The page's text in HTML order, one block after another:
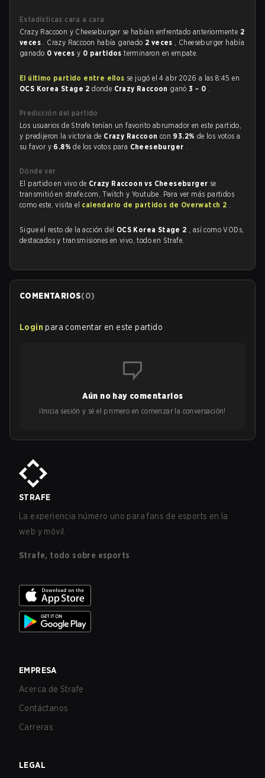
Estadísticas cara a cara
Crazy Raccoon y Cheeseburger se habían enfrentado anteriormente 2
veces . Crazy Raccoon había ganado 2 veces , Cheeseburger había
ganado 0 vecesy 0 partidosterminaron en empate.
El último partido entre ellos se jugó el 4 abr 2026 a las 8:45 en
OCS Korea Stage 2donde Crazy Raccoon ganó3 - 0 .
Predicción del partido
Los usuarios de Strafe tenían un favorito abrumador en este partido,
y predijeron la victoria de Crazy Raccoon con 93.2% de los votos a
su favor y 6.8%de los votos para Cheeseburger .
Dónde ver
El partido en vivo de Crazy Raccoon vs Cheeseburger se
transmitió en strafe.com, Twitch y Youtube. Para ver más partidos
como este, visita el calendario de partidos de Overwatch 2 .
Sigue el resto de la acción del OCS Korea Stage 2 , así como VODs,
destacados y transmisiones en vivo, todo en Strafe.
COMENTARIOS(0)
Login para comentar en este partido
Aún no hay comentarios
¡Inicia sesión y sé el primero en comenzar la conversación!
STRAFE
La experiencia número uno para fans de esports en la
web y móvil.
Strafe, todo sobre esports
EMPRESA
Acerca de Strafe
Contáctanos
Carreras
LEGAL